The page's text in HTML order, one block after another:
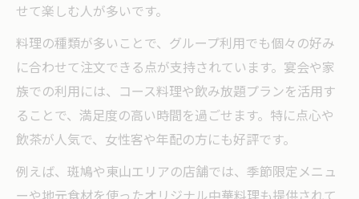
せて楽しむ人が多いです。
料理の種類が多いことで、グループ利用でも個々の好み
に合わせて注文できる点が支持されています。宴会や家
族での利用には、コース料理や飲み放題プランを活用す
ることで、満足度の高い時間を過ごせます。特に点心や
飲茶が人気で、女性客や年配の方にも好評です。
例えば、斑鳩や東山エリアの店舗では、季節限定メニュ